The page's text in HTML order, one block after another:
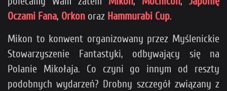
Oczami Fana, Orkon oraz Hammurabi Cup.
Mikon to konwent organizowany przez Myślenickie
Stowarzyszenie Fantastyki, odbywający się na
Polanie Mikołaja. Co czyni go innym od reszty
podobnych wydarzeń? Drobny szczegół związany z